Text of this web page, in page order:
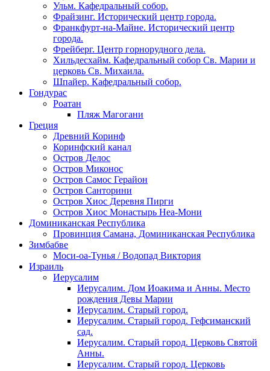
Ульм. Кафедральный собор.
Фрайзинг. Исторический центр города.
Франкфурт-на-Майне. Исторический центр
города.
Фрейберг. Центр горнорудного дела.
Хильдесхайм. Кафедральный собор Cв. Марии и
церковь Св. Михаила.
Шпайер. Кафедральный собор.
Гондурас
Роатан
Пляж Магогани
Греция
Древний Коринф
Коринфский канал
Остров Делос
Остров Миконос
Остров Самос Герайон
Остров Санторини
Остров Хиос Деревня Пирги
Остров Хиос Монастырь Неа-Мони
Доминиканская Республика
Провинция Самана, Доминиканская Республика
Зимбабве
Моси-оа-Тунья / Водопад Виктория
Израиль
Иерусалим
Иерусалим. Дом Иоакима и Анны. Место
рождения Девы Марии
Иерусалим. Старый город.
Иерусалим. Старый город. Гефсиманский
сад.
Иерусалим. Старый город. Церковь Святой
Анны.
Иерусалим. Старый город. Церковь